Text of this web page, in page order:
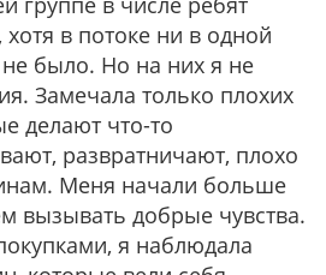
в потоке ни в одной
было. Но на них я не
Замечала только плохих
делают что-то
развратничают, плохо
Меня начали больше
вызывать добрые чувства.
я наблюдала